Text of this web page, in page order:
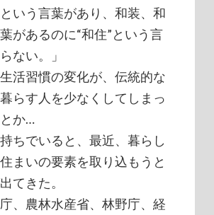
いう言葉があり、和装、和
があるのに“和住”という言
ない。」
活習慣の変化が、伝統的な
らす人を少なくしてしまっ
か…
ちでいると、最近、暮らし
まいの要素を取り込もうと
てきた。
、農林水産省、林野庁、経